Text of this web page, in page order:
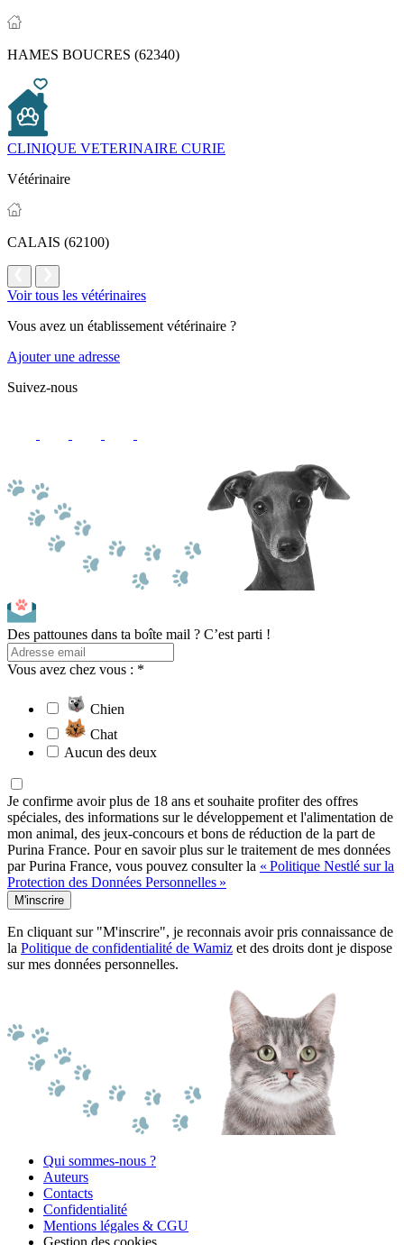
HAMES BOUCRES (62340)
CLINIQUE VETERINAIRE CURIE
Vétérinaire
CALAIS (62100)
Voir tous les vétérinaires
Vous avez un établissement vétérinaire ?
Ajouter une adresse
Suivez-nous
Des pattounes dans ta boîte mail ? C’est parti !
Vous avez chez vous : *
Chien
Chat
Aucun des deux
Je confirme avoir plus de 18 ans et souhaite profiter des offres
spéciales, des informations sur le développement et l'alimentation de
mon animal, des jeux-concours et bons de réduction de la part de
Purina France. Pour en savoir plus sur le traitement de mes données
par Purina France, vous pouvez consulter la « Politique Nestlé sur la
Protection des Données Personnelles »
M'inscrire
En cliquant sur "M'inscrire", je reconnais avoir pris connaissance de
la Politique de confidentialité de Wamiz et des droits dont je dispose
sur mes données personnelles.
Qui sommes-nous ?
Auteurs
Contacts
Confidentialité
Mentions légales & CGU